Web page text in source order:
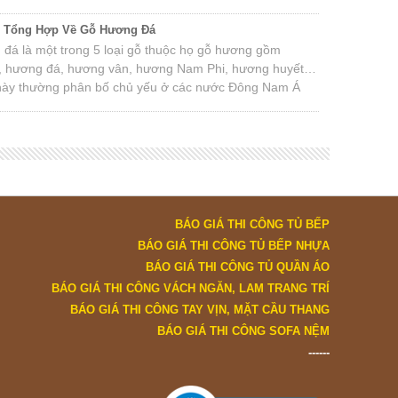
Tổng Hợp Về Gỗ Hương Đá
là một trong 5 loại gỗ thuộc họ gỗ hương gồm
hương đá, hương vân, hương Nam Phi, hương huyết…
thường phân bố chủ yếu ở các nước Đông Nam Á
BÁO GIÁ THI CÔNG TỦ BẾP
BÁO GIÁ THI CÔNG TỦ BẾP NHỰA
BÁO GIÁ THI CÔNG TỦ QUẦN ÁO
BÁO GIÁ THI CÔNG VÁCH NGĂN, LAM TRANG TRÍ
BÁO GIÁ THI CÔNG TAY VỊN, MẶT CẦU THANG
BÁO GIÁ THI CÔNG SOFA NỆM
------